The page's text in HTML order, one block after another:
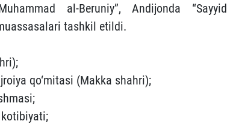
al-Beruniy”, Andijonda “Sayyid
tashkil etildi.
qo‘mitasi (Makka shahri);